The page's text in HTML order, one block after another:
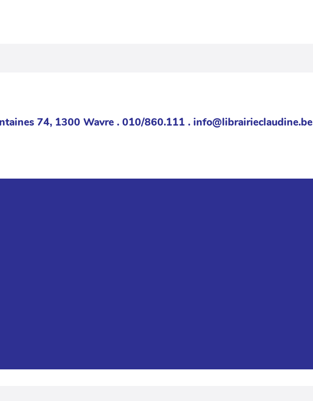
74, 1300 Wavre . 010/860.111 . info@librairieclaudine.be